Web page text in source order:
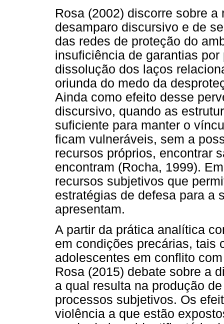
Rosa (2002) discorre sobre
desamparo discursivo e de
das redes de proteção do
insuficiência de garantias
dissolução dos laços
oriunda do medo da
Ainda como efeito desse
discursivo, quando as
suficiente para manter o
ficam vulneráveis, sem a
recursos próprios, encontrar
encontram (Rocha, 1999).
recursos subjetivos que
estratégias de defesa para a
apresentam.
A partir da prática analítica
em condições precárias, tais
adolescentes em conflito
Rosa (2015) debate sobre a
a qual resulta na produção
processos subjetivos. Os
violência a que estão